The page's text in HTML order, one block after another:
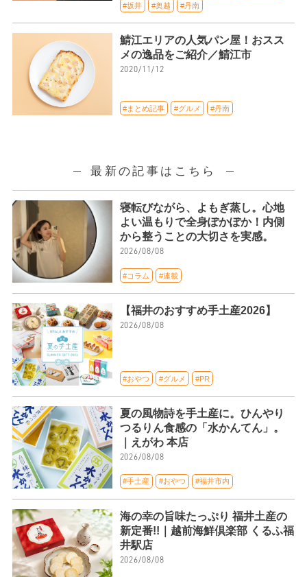
#坂井 #奥越 #丹南
鯖江エリアの人気パン屋！おスス
メの逸品をご紹介／鯖江市
2020/11/12
#まとめ記事 #グルメ #丹南
最新の記事はこちら
寝転びながら、よもぎ蒸し。心地
よい温もりで全身ぽかぽか！内側
から整うことの大切さを実感。
2026/08/08
#コラム #連載
【福井のおすすめ手土産2026】
2026/08/08
#おやつ #グルメ #PR
夏の風物詩を手土産に。ひんやり
つるりん食感の「水かんてん」。
｜えがわ 本店
2026/08/08
#手土産 #おやつ #福井市内
海の幸の旨味たっぷり 福井土産の
新定番!!｜越前海鮮倶楽部 くるふ福
井駅店
2026/08/08